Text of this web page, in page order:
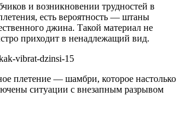
и возникновении трудностей в
есть вероятность — штаны
джина. Такой материал не
приходит в ненадлежащий вид.
vibrat-dzinsi-15
плетение ― шамбри, которое настолько
ситуации с внезапным разрывом